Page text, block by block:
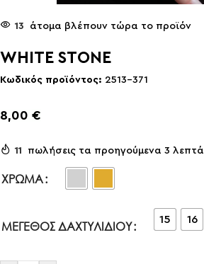
13 άτομα βλέπουν τώρα το προϊόν
WHITE STONE
Κωδικός προϊόντος: 2513-371
8,00 €
11 πωλήσεις τα προηγούμενα 3 λεπτά
ΧΡΏΜΑ
ΜΈΓΕΘΟΣ ΔΑΧΤΥΛΙΔΙΟΎ 15 16